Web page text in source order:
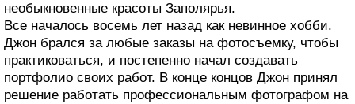
необыкновенные красоты Заполярья.
Все началось восемь лет назад как невинное хобби.
Джон брался за любые заказы на фотосъемку, чтобы
практиковаться, и постепенно начал создавать
портфолио своих работ. В конце концов Джон принял
решение работать профессиональным фотографом на